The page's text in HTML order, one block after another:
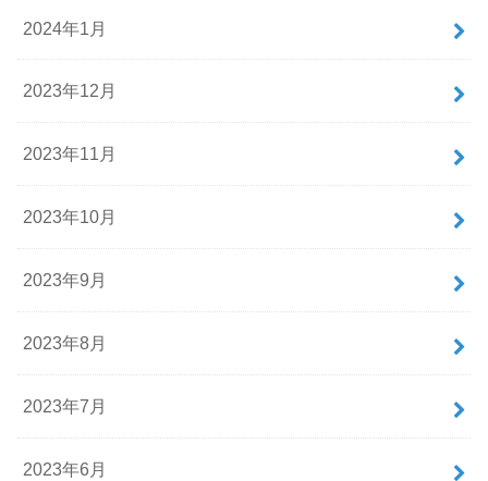
2024年1月
2023年12月
2023年11月
2023年10月
2023年9月
2023年8月
2023年7月
2023年6月